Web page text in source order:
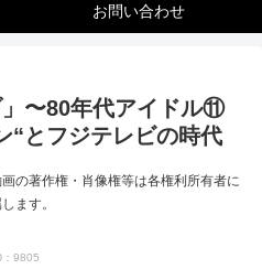
お問い合わせ
」〜80年代アイドル⑪
“とフジテレビの時代
の著作権・肖像権等は各権利所有者に
ます。
：9805